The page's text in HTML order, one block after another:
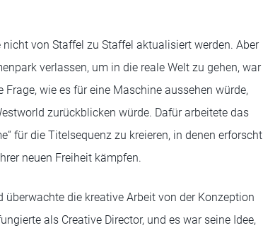
von Staffel zu Staffel aktualisiert werden. Aber
verlassen, um in die reale Welt zu gehen, war
Frage, wie es für eine Maschine aussehen würde,
zurückblicken würde. Dafür arbeitete das
für die Titelsequenz zu kreieren, in denen erforscht
neuen Freiheit kämpfen.
die kreative Arbeit von der Konzeption
als Creative Director, und es war seine Idee,